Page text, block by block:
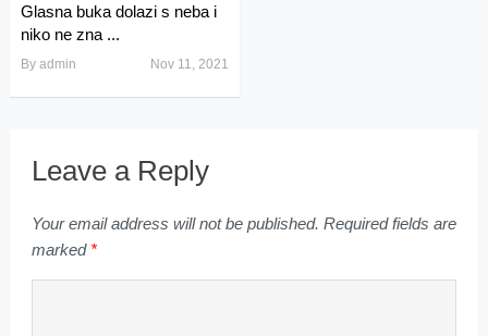
Glasna buka dolazi s neba i
niko ne zna ...
By admin Nov 11, 2021
Leave a Reply
Your email address will not be published. Required fields are
marked *